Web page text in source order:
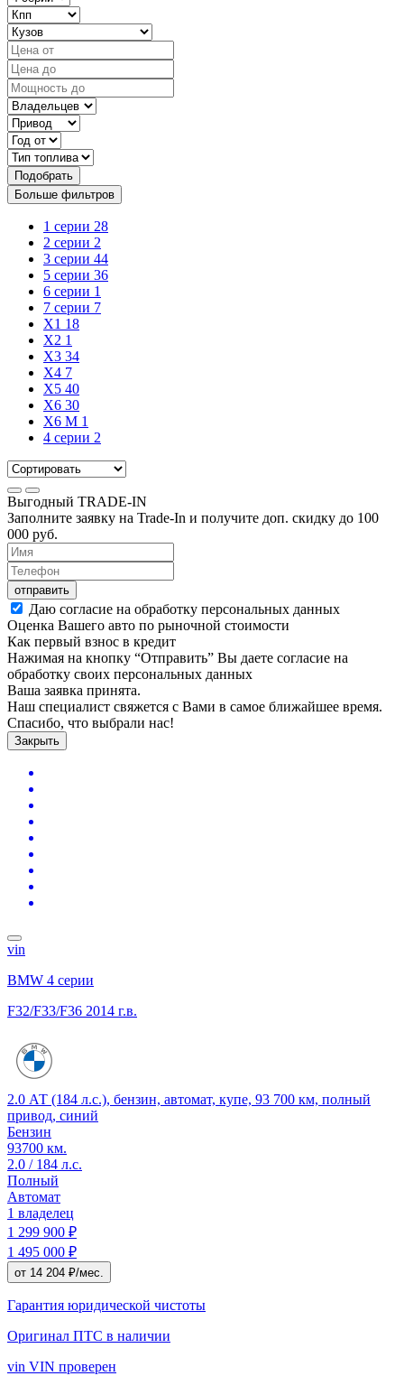
Подобрать
Больше фильтров
1 серии 28
2 серии 2
3 серии 44
5 серии 36
6 серии 1
7 серии 7
X1 18
X2 1
X3 34
X4 7
X5 40
X6 30
X6 M 1
4 серии 2
Выгодный TRADE-IN
Заполните заявку на Trade-In и получите доп. скидку до 100
000 руб.
отправить
Даю согласие на обработку персональных данных
Оценка Вашего авто по рыночной стоимости
Как первый взнос в кредит
Нажимая на кнопку “Отправить” Вы даете согласие на
обработку своих персональных данных
Ваша заявка принята.
Наш специалист свяжется с Вами в самое ближайшее время.
Спасибо, что выбрали нас!
Закрыть
vin
BMW 4 серии
F32/F33/F36 2014 г.в.
2.0 АТ (184 л.с.), бензин, автомат, купе, 93 700 км, полный
привод, синий
Бензин
93700 км.
2.0 / 184 л.с.
Полный
Автомат
1 владелец
1 299 900 ₽
1 495 000 ₽
от 14 204 ₽/мес.
Гарантия юридической чистоты
Оригинал ПТС в наличии
vin VIN проверен